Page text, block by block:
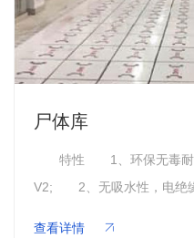
PVC硬板
特性 1、环保无毒耐火
V2; 2、无吸水性，电绝
查看详情